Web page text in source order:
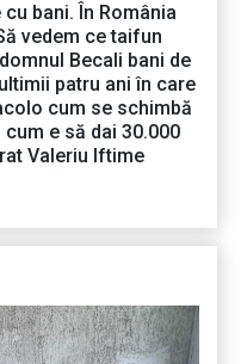
bani. În România
vedem ce taifun
Becali bani de
patru ani în care
cum se schimbă
e să dai 30.000
Valeriu Iftime